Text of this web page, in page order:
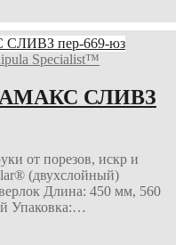
Specialist™
СЛИВЗ
от порезов, искр и
(двухслойный)
Длина: 450 мм, 560
Упаковка:…